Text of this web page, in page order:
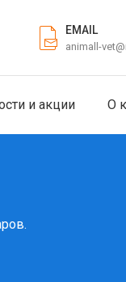
EMAIL
animall-
и акции О